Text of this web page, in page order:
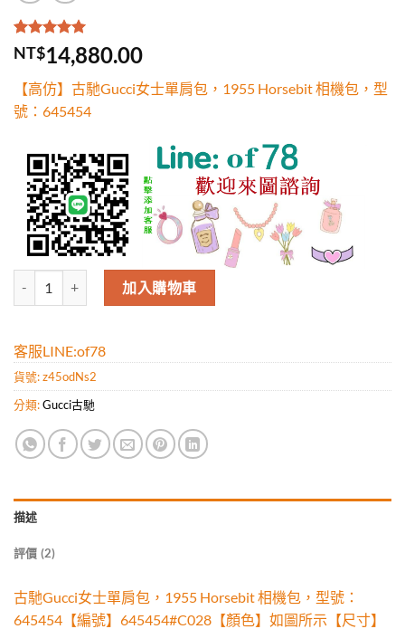
評分5.00 /
5，已有
2
位
分
NT$14,880.00
【高仿】古馳Gucci女士單肩包，1955 Horsebit 相機包，型
號：645454
高仿古馳Gucci女士單肩包，1955 Horsebit 相機包，型號：645454
加入購物車
客服LINE:of78
貨號:z45odNs2
分類:Gucci古馳
描述
評價 (2)
古馳Gucci女士單肩包，1955 Horsebit 相機包，型號：
645454【編號】645454#C028【顏色】如圖所示【尺寸】